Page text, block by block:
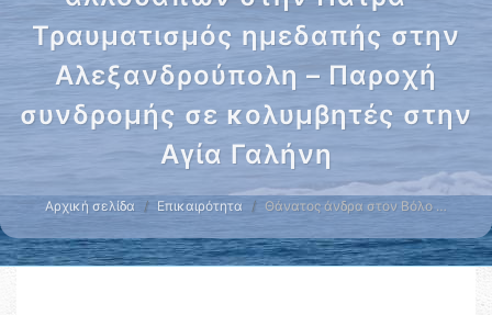
Τραυματισμός ημεδαπής στην
Αλεξανδρούπολη – Παροχή
συνδρομής σε κολυμβητές στην
Αγία Γαλήνη
Αρχική σελίδα Επικαιρότητα Θάνατος άνδρα στον Βόλο …